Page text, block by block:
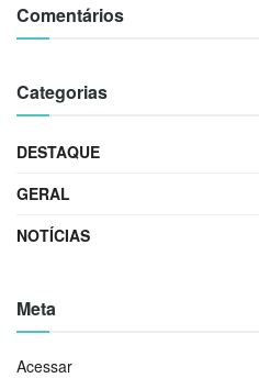
Comentários
Categorias
DESTAQUE
GERAL
NOTÍCIAS
Meta
Acessar